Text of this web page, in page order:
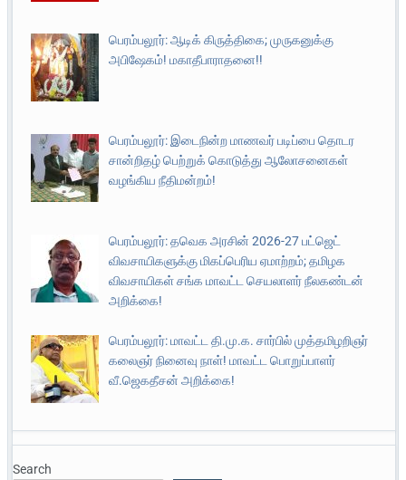
பெரம்பலூர்: ஆடிக் கிருத்திகை; முருகனுக்கு
அபிஷேகம்! மகாதீபாராதனை!!
பெரம்பலூர்: இடைநின்ற மாணவர் படிப்பை தொடர
சான்றிதழ் பெற்றுக் கொடுத்து ஆலோசனைகள்
வழங்கிய நீதிமன்றம்!
பெரம்பலூர்: தவெக அரசின் 2026-27 பட்ஜெட்
விவசாயிகளுக்கு மிகப்பெரிய ஏமாற்றம்; தமிழக
விவசாயிகள் சங்க மாவட்ட செயலாளர் நீலகண்டன்
அறிக்கை!
பெரம்பலூர்: மாவட்ட தி.மு.க. சார்பில் முத்தமிழறிஞர்
கலைஞர் நினைவு நாள்! மாவட்ட பொறுப்பாளர்
வீ.ஜெகதீசன் அறிக்கை!
Search